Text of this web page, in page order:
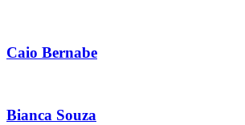
Caio Bernabe
Bianca Souza